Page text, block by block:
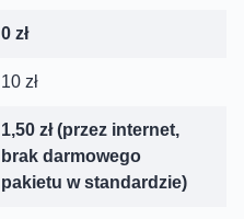
0 zł
10 zł
1,50 zł (przez internet,
brak darmowego
pakietu w standardzie)